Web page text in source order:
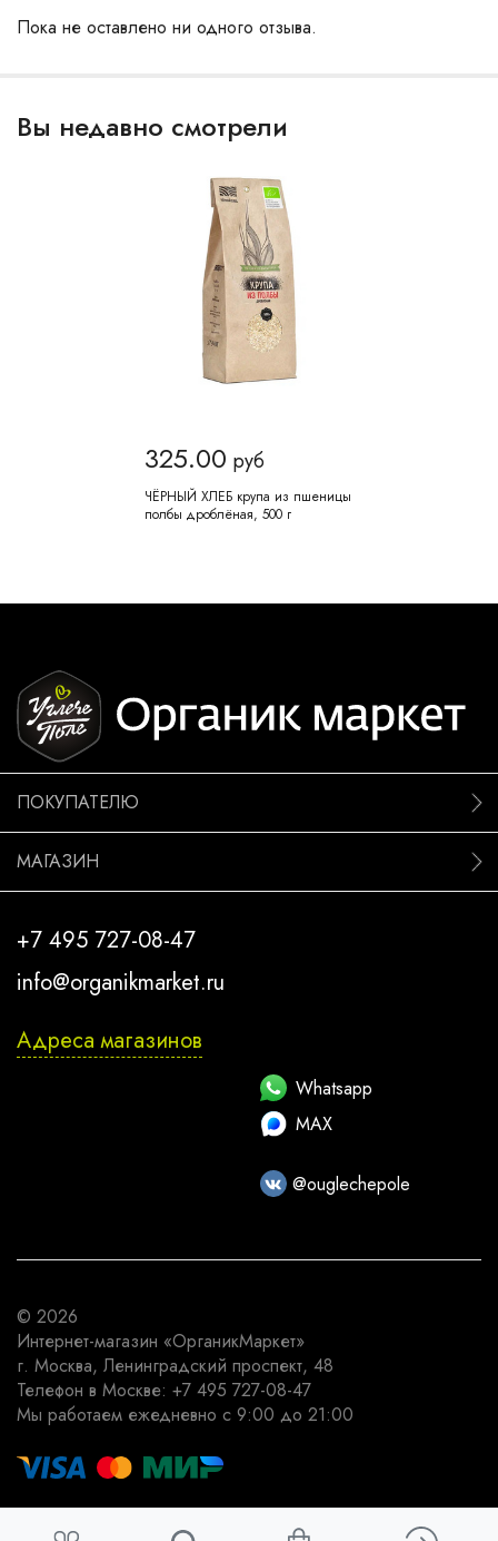
Пока не оставлено ни одного отзыва.
Вы недавно смотрели
325.00 руб
ЧЁРНЫЙ ХЛЕБ крупа из пшеницы
полбы дроблёная, 500 г
ПОКУПАТЕЛЮ
МАГАЗИН
+7 495 727-08-47
info@organikmarket.ru
Адреса магазинов
Whatsapp
MAX
@ouglechepole
© 2026
Интернет-магазин «ОрганикМаркет»
г. Москва, Ленинградский проспект, 48
Телефон в Москве: +7 495 727-08-47
Мы работаем ежедневно с 9:00 до 21:00